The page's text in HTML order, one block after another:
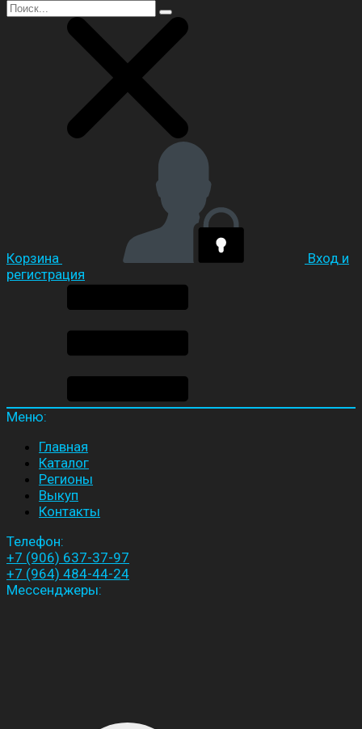
Корзина
Вход и
регистрация
Меню:
Главная
Каталог
Регионы
Выкуп
Контакты
Телефон:
+7 (906) 637-37-97
+7 (964) 484-44-24
Мессенджеры: